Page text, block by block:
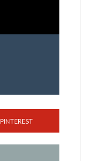
PINTEREST